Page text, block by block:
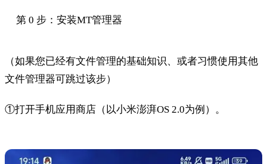
第 0 步：安装MT管理器
（如果您已经有文件管理的基础知识、或者习惯使用其他
文件管理器可跳过该步）
①打开手机应用商店（以小米澎湃OS 2.0为例）。